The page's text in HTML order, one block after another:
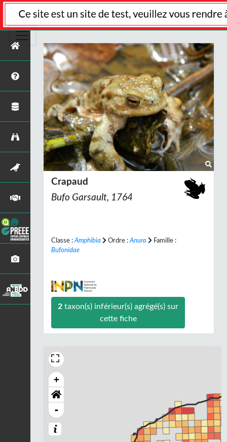
Crapaud
Bufo Garsault, 1764
Classe : Amphibia Ordre : Anura
Famille :
Bufonidae
2taxon(s) inférieur(s) agrégé(s) sur
cette fiche
+
-